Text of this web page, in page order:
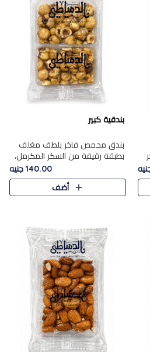
بندقية كبير
بندق محمص فاخر بلطف مغلف
بطبقة رقيقة من السكر المكرمل،
يجمع بين النكهة الغنية ناتي
والقرمشة الراقية المرضية في
حلوى شرقية أنيقه بطابع مميز.
140.00 جنيه
أضف